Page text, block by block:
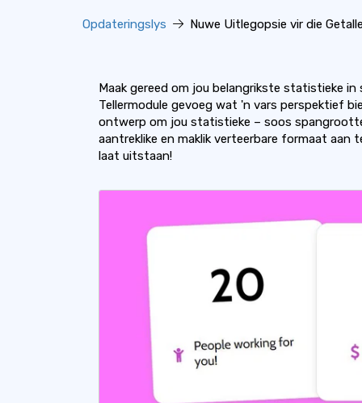
Opdateringslys Nuwe Uitlegopsie vir die
Maak gereed om jou belangrikste statistieke
Tellermodule gevoeg wat 'n vars perspektief
ontwerp om jou statistieke – soos
aantreklike en maklik verteerbare formaat aan
laat uitstaan!